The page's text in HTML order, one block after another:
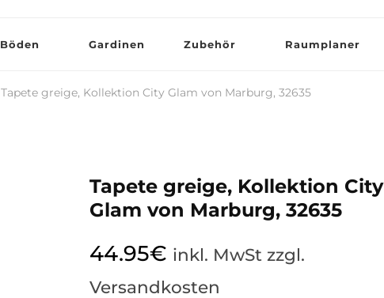
Böden Gardinen Zubehör Raumplaner
Tapete greige, Kollektion City Glam von Marburg, 32635
Tapete greige, Kollektion City
Glam von Marburg, 32635
44.95€ inkl. MwSt zzgl.
Versandkosten